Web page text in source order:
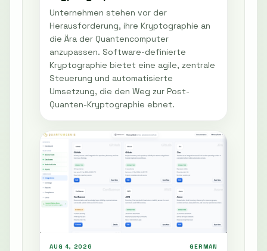
Unternehmen stehen vor der
Herausforderung, ihre Kryptographie an
die Ära der Quantencomputer
anzupassen. Software-definierte
Kryptographie bietet eine agile, zentrale
Steuerung und automatisierte
Umsetzung, die den Weg zur Post-
Quanten-Kryptographie ebnet.
AUG 4, 2026 GERMAN